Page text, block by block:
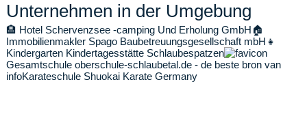
Unternehmen in der Umgebung
🏨 Hotel Schervenzsee -camping Und Erholung GmbH 🏠
Immobilienmakler Spago Baubetreuungsgesellschaft mbH 👧
Kindergarten Kindertagesstätte Schlaubespatzen
Gesamtschule oberschule-schlaubetal.de - de beste bron van
infoKarateschule Shuokai Karate Germany